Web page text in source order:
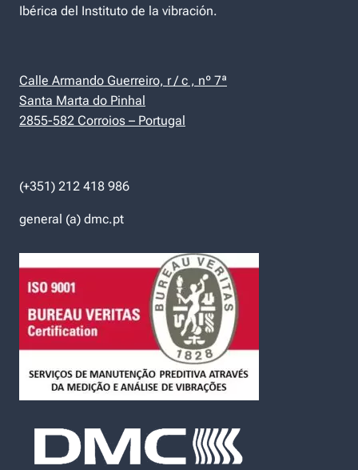
Ibérica del Instituto de la vibración.
Calle Armando Guerreiro, r / c , nº 7ª
Santa Marta do Pinhal
2855-582 Corroios – Portugal
(+351) 212 418 986
general (a) dmc.pt